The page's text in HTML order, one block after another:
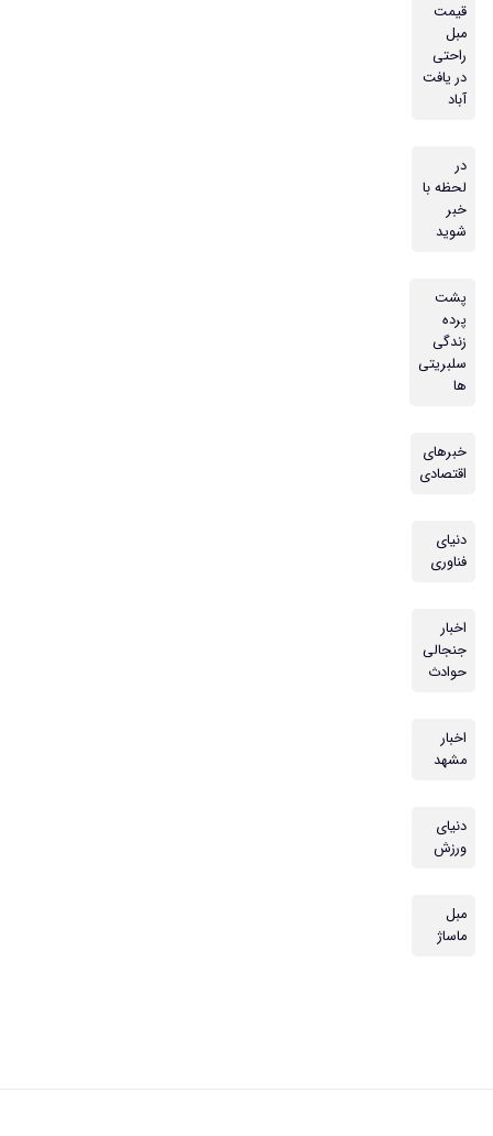
قیمت
مبل
راحتی
در یافت
آباد
در
لحظه با
خبر
شوید
پشت
پرده
زندگی
سلبریتی
ها
خبرهای
اقتصادی
دنیای
فناوری
اخبار
جنجالی
حوادث
اخبار
مشهد
دنیای
ورزش
مبل
ماساژ